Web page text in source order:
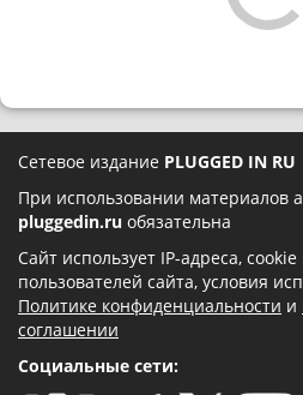
Сетевое издание PLUGGED IN RU
При использовании материалов
pluggedin.ru обязательна
Сайт использует IP-адреса,
пользователей сайта, условия
Политике конфиденциальности и
соглашении
Социальные сети: